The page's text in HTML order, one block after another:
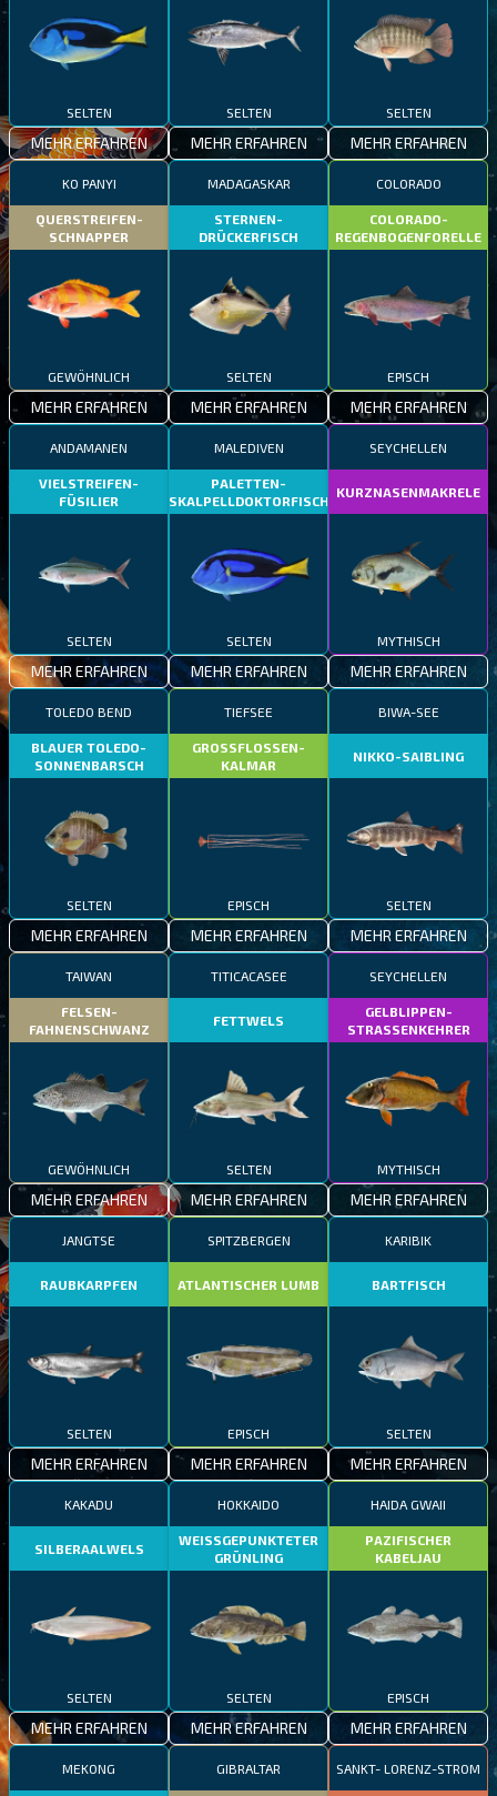
SELTEN
MEHR ERFAHREN
SELTEN
MEHR ERFAHREN
SELTEN
MEHR ERFAHREN
KO PANYI
QUERSTREIFEN-
SCHNAPPER
GEWÖHNLICH
MEHR ERFAHREN
MADAGASKAR
STERNEN-
DRÜCKERFISCH
SELTEN
MEHR ERFAHREN
COLORADO
COLORADO-
REGENBOGENFORELLE
EPISCH
MEHR ERFAHREN
ANDAMANEN
VIELSTREIFEN-
FÜSILIER
SELTEN
MEHR ERFAHREN
MALEDIVEN
PALETTEN-
SKALPELLDOKTORFISCH
SELTEN
MEHR ERFAHREN
SEYCHELLEN
KURZNASENMAKRELE
MYTHISCH
MEHR ERFAHREN
TOLEDO BEND
BLAUER TOLEDO-
SONNENBARSCH
SELTEN
MEHR ERFAHREN
TIEFSEE
GROSSFLOSSEN-
KALMAR
EPISCH
MEHR ERFAHREN
BIWA-SEE
NIKKO-SAIBLING
SELTEN
MEHR ERFAHREN
TAIWAN
FELSEN-
FAHNENSCHWANZ
GEWÖHNLICH
MEHR ERFAHREN
TITICACASEE
FETTWELS
SELTEN
MEHR ERFAHREN
SEYCHELLEN
GELBLIPPEN-
STRASSENKEHRER
MYTHISCH
MEHR ERFAHREN
JANGTSE
RAUBKARPFEN
SELTEN
MEHR ERFAHREN
SPITZBERGEN
ATLANTISCHER LUMB
EPISCH
MEHR ERFAHREN
KARIBIK
BARTFISCH
SELTEN
MEHR ERFAHREN
KAKADU
SILBERAALWELS
SELTEN
MEHR ERFAHREN
HOKKAIDO
WEISSGEPUNKTETER
GRÜNLING
SELTEN
MEHR ERFAHREN
HAIDA GWAII
PAZIFISCHER
KABELJAU
EPISCH
MEHR ERFAHREN
MEKONG GIBRALTAR SANKT- LORENZ-STROM